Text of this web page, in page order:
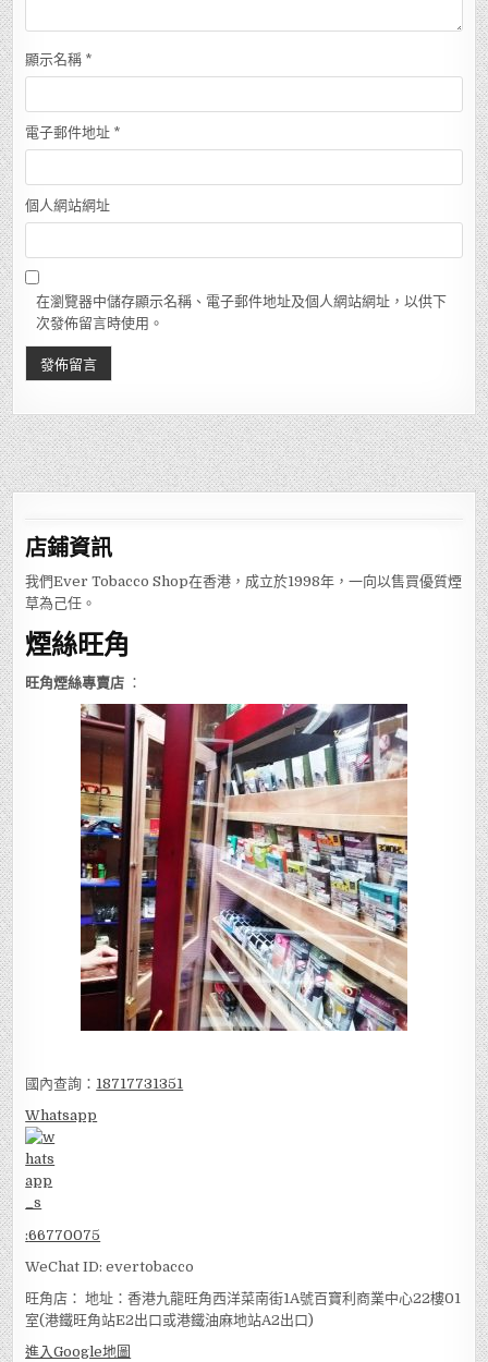
顯示名稱 *
電子郵件地址 *
個人網站網址
在瀏覽器中儲存顯示名稱、電子郵件地址及個人網站網址，以供下
次發佈留言時使用。
店鋪資訊
我們Ever Tobacco Shop在香港，成立於1998年，一向以售買優質煙
草為己任。
煙絲旺角
旺角煙絲專賣店 ：
國內查詢： 18717731351
Whatsapp
:66770075
WeChat ID: evertobacco
旺角店： 地址：香港九龍旺角西洋菜南街1A號百寶利商業中心22樓01
室(港鐵旺角站E2出口或港鐵油麻地站A2出口)
進入Google地圖